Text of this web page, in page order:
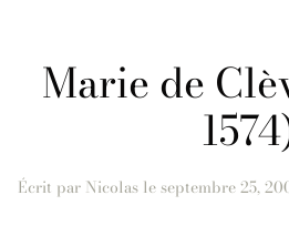
Marie de
Écrit par Nicolas leseptembre 25,